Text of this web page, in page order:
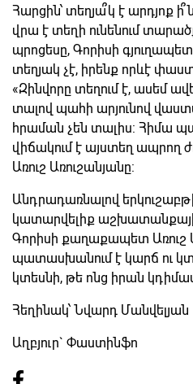
Հարցին՝ տեղյա՞կ է արդյոք
վրա է տեղի ունենում
պրոցեսը, Գորիսի
տեղյակ չէ, իրենք որևէ
«Զինվորը տեղում է, ասեմ
տալով պահի արյունով
հրաման չեն տալիս: Հիմա
վիճակում է այստեղ ապրող
Առուշ Առուշանյանը:
Անդրադառնալով
կատարվելիք
Գորիսի քաղաքապետ Առուշ
պատասխանում է կարճ ու
կտեսնի, թե ոնց իրան
Հեղինակ՝ Նվարդ Մանվելյան
Աղբյուր` Փաստինֆո